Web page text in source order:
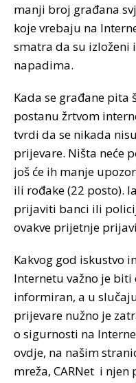
manji broj građana
koje vrebaju na
smatra da su
napadima.
Kada se građane
postanu žrtvom
tvrdi da se nikada
prijevare. Ništa neće
još će ih manje
ili rođake (22 posto).
prijaviti banci ili
ovakve prijetnje
Kakvog god iskustvo
Internetu važno je
informiran, a u
prijevare nužno je
o sigurnosti na
ovdje, na našim
mreža, CARNet i njen